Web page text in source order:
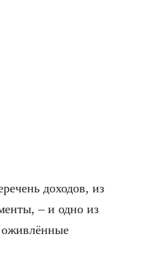
доходов, из
– и одно из